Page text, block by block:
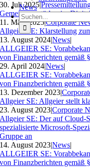
News
Suche
nach:
30. Juli 2025|
Gemeinsam stärker im
11. März 2025|Corporate
Allgeier SE: Klarstellung
13. August 2024|News|
ALLGEIER SE:
von Finanzberichten gemäß
29. April 2024|News|
ALLGEIER SE:
von Finanzberichten gemäß
13. Dezember 2023|
Allgeier SE: Allgeier stellt
23. August 2023|Corporate
Allgeier SE: Der auf Cloud-
spezialisierte Microsoft-
Gruppe an
14. August 2023|News|
ALLGEIER SE:
von Finanzberichten gemäß